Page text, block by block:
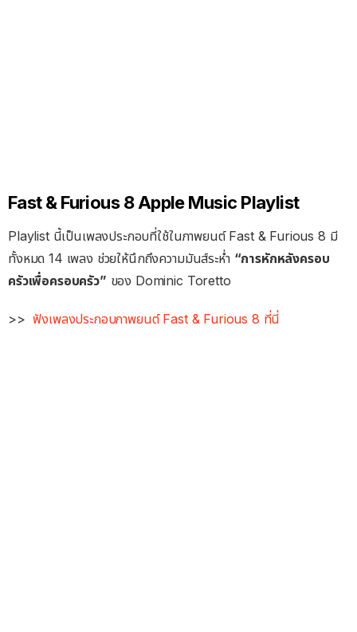
Fast & Furious 8 Apple Music Playlist
Playlist นี้เป็นเพลงประกอบที่ใช้ในภาพยนต์ Fast & Furious 8 มี
ทั้งหมด 14 เพลง ช่วยให้นึกถึงความมันส์ระห่ำ “การหักหลังครอบ
ครัวเพื่อครอบครัว” ของ Dominic Toretto
>>ฟังเพลงประกอบภาพยนต์ Fast & Furious 8 ที่นี่